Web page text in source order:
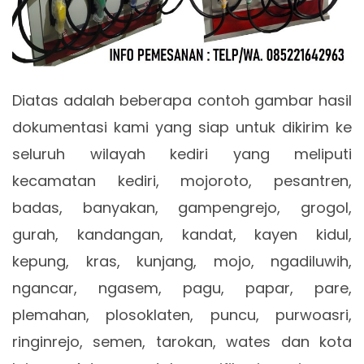
Diatas adalah beberapa contoh gambar hasil
dokumentasi kami yang siap untuk dikirim ke
seluruh wilayah kediri yang meliputi
kecamatan kediri, mojoroto, pesantren,
badas, banyakan, gampengrejo, grogol,
gurah, kandangan, kandat, kayen kidul,
kepung, kras, kunjang, mojo, ngadiluwih,
ngancar, ngasem, pagu, papar, pare,
plemahan, plosoklaten, puncu, purwoasri,
ringinrejo, semen, tarokan, wates dan kota